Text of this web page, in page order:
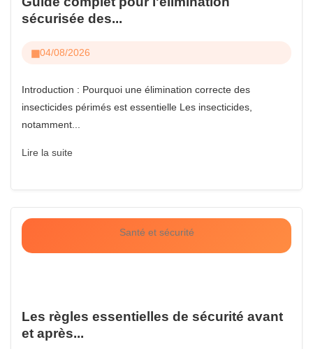
sécurisée des...
04/08/2026
Introduction : Pourquoi une élimination correcte des
insecticides périmés est essentielle Les insecticides,
notamment...
Lire la suite
Santé et sécurité
Les règles essentielles de sécurité avant
et après...